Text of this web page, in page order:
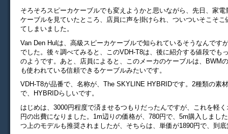
そろそろスピーカケーブルでも変えようかと思いながら、先日、家
ケーブルを見ていたところ、店員に声を掛けられ、ついついそこそこ
てしまいました。
Van Den Hulは、高級スピーカケーブルで知られているそうなんです
でした。後々調べてみると、このVDH-T8は、後に紹介する値段でも
のようです。あと、店員によると、このメーカのケーブルは、BWM
も使われている信頼できるケーブルみたいです。
VDH-T8が品番で、名称が、The SKYLINE HYBRIDです。2種類の素
で、HYBRIDらしいです。
はじめは、3000円程度で済ませるつもりだったんですが、これを軽
円の出費になりました。1m辺りの価格が、780円で、5m購入しまし
つ上のモデルも推奨されましたが、そちらは、単価が1890円で、到